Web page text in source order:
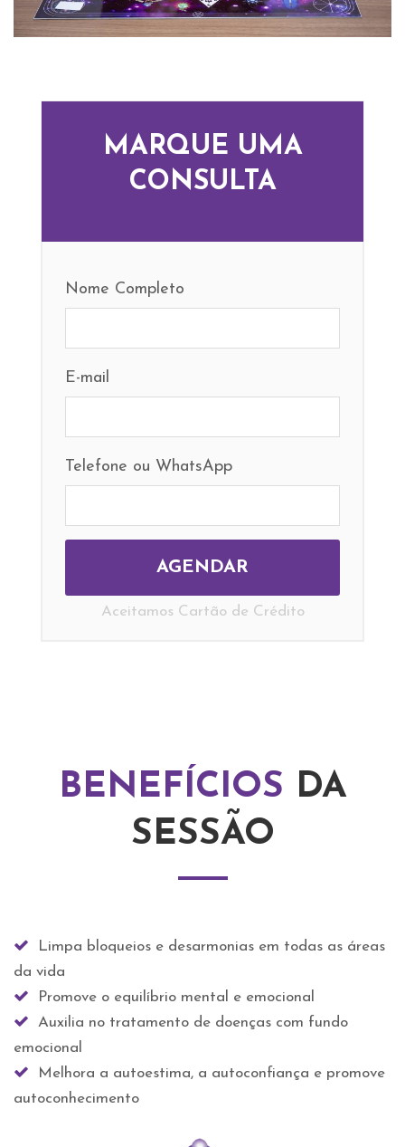
MARQUE UMA
CONSULTA
Nome Completo
E-mail
Telefone ou WhatsApp
Aceitamos Cartão de Crédito
BENEFÍCIOS DA
SESSÃO
Limpa bloqueios e desarmonias em todas as áreas
da vida
Promove o equilíbrio mental e emocional
Auxilia no tratamento de doenças com fundo
emocional
Melhora a autoestima, a autoconfiança e promove
autoconhecimento